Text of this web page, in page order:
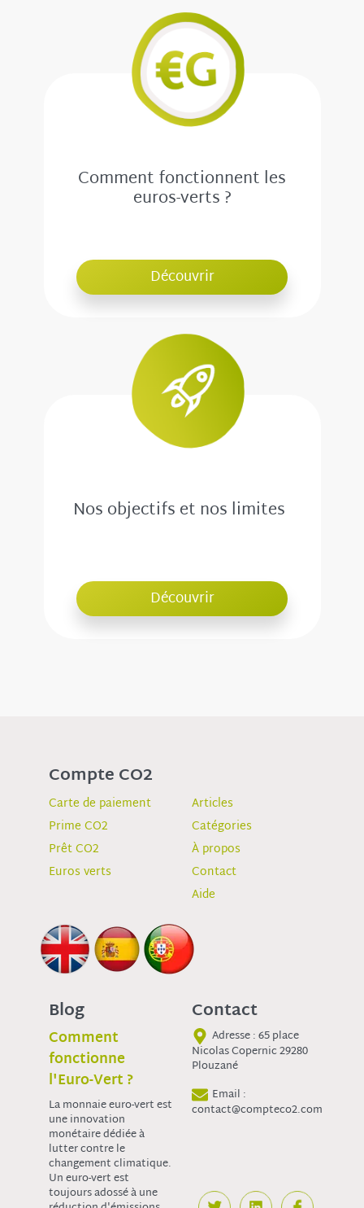
Comment fonctionnent les
euros-verts ?
Découvrir
Nos objectifs et nos limites
Découvrir
Compte CO2
Carte de paiement
Prime CO2
Prêt CO2
Euros verts
Articles
Catégories
À propos
Contact
Aide
Blog
Comment
fonctionne
l'Euro-Vert ?
La monnaie euro-vert est
une innovation
monétaire dédiée à
lutter contre le
changement climatique.
Un euro-vert est
toujours adossé à une
Contact
Adresse : 65 place
Nicolas Copernic 29280
Plouzané
Email :
contact@compteco2.com